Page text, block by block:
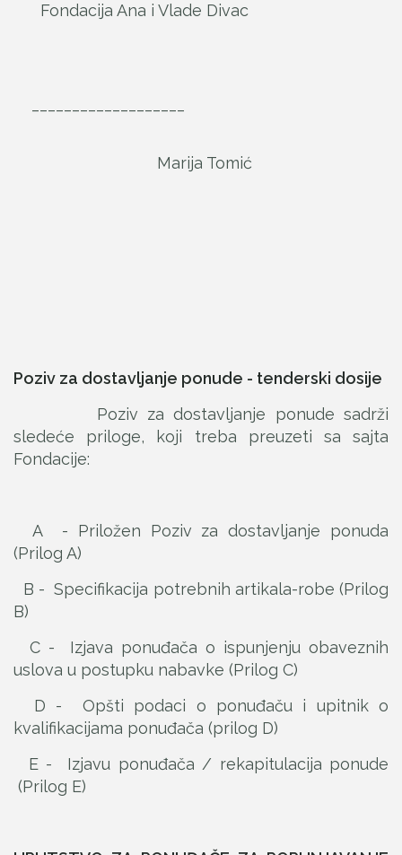
Fondacija Ana i Vlade Divac
Marija Tomić
Poziv za dostavljanje ponude - tenderski dosije
Poziv za dostavljanje ponude sadrži
sledeće priloge, koji treba preuzeti sa sajta
Fondacije:
A - Priložen Poziv za dostavljanje ponuda
(Prilog A)
B - Specifikacija potrebnih artikala-robe (Prilog
B)
C - Izjava ponuđača o ispunjenju obaveznih
uslova u postupku nabavke (Prilog C)
D - Opšti podaci o ponuđaču i upitnik o
kvalifikacijama ponuđača (prilog D)
E - Izjavu ponuđača / rekapitulacija ponude
(Prilog E)